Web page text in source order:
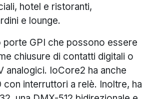
hotel e ristoranti,
e lounge.
porte GPI che possono essere
chiusure di contatti digitali o
analogici. IoCore2 ha anche
interruttori a relè. Inoltre, ha